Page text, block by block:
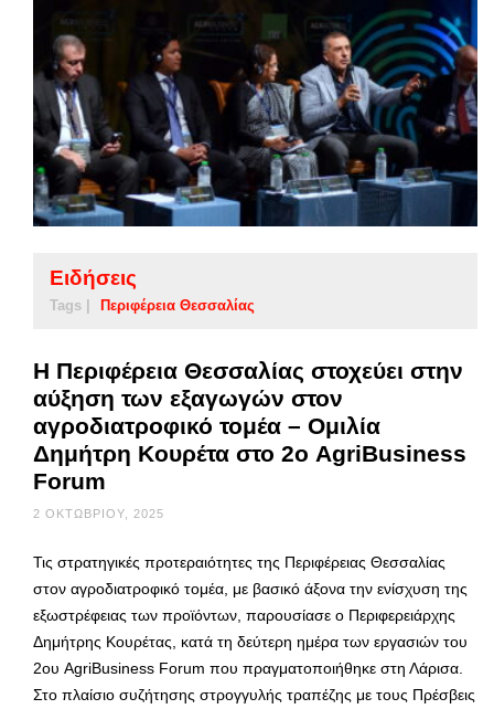
Ειδήσεις
Tags | Περιφέρεια Θεσσαλίας
Η Περιφέρεια Θεσσαλίας στοχεύει στην
αύξηση των εξαγωγών στον
αγροδιατροφικό τομέα – Ομιλία
Δημήτρη Κουρέτα στο 2ο AgriBusiness
Forum
2 ΟΚΤΩΒΡΊΟΥ, 2025
Τις στρατηγικές προτεραιότητες της Περιφέρειας Θεσσαλίας
στον αγροδιατροφικό τομέα, με βασικό άξονα την ενίσχυση της
εξωστρέφειας των προϊόντων, παρουσίασε ο Περιφερειάρχης
Δημήτρης Κουρέτας, κατά τη δεύτερη ημέρα των εργασιών του
2ου AgriBusiness Forum που πραγματοποιήθηκε στη Λάρισα.
Στο πλαίσιο συζήτησης στρογγυλής τραπέζης με τους Πρέσβεις